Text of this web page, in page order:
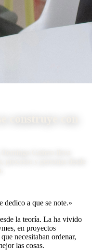
dedico a que se note.»
la teoría. La ha vivido
en proyectos
necesitaban ordenar,
las cosas.